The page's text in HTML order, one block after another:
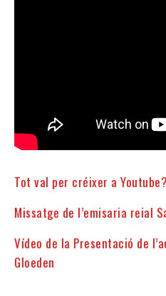
Tot val per créixer a
Missatge de l’emisaria reial
Vídeo de la Presentació de
Gloeden